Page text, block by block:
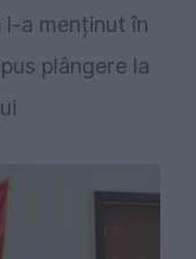
a menținut în
plângere la